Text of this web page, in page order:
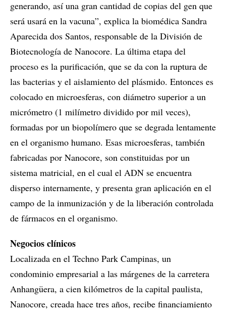
generando, así una gran cantidad de copias del gen que
será usará en la vacuna”, explica la biomédica Sandra
Aparecida dos Santos, responsable de la División de
Biotecnología de Nanocore. La última etapa del
proceso es la purificación, que se da con la ruptura de
las bacterias y el aislamiento del plásmido. Entonces es
colocado en microesferas, con diámetro superior a un
micrómetro (1 milímetro dividido por mil veces),
formadas por un biopolímero que se degrada lentamente
en el organismo humano. Esas microesferas, también
fabricadas por Nanocore, son constituidas por un
sistema matricial, en el cual el ADN se encuentra
disperso internamente, y presenta gran aplicación en el
campo de la inmunización y de la liberación controlada
de fármacos en el organismo.
Negocios clínicos
Localizada en el Techno Park Campinas, un
condominio empresarial a las márgenes de la carretera
Anhangüera, a cien kilómetros de la capital paulista,
Nanocore, creada hace tres años, recibe financiamiento